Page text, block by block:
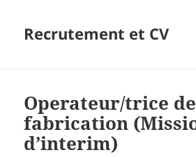
Recrutement et CV
Operateur/trice de
fabrication
d’interim)